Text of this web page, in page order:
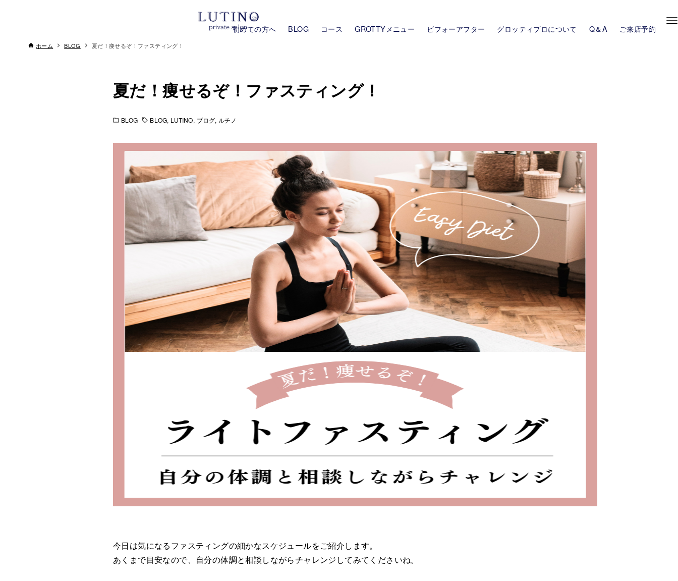
初めての方へ BLOG コース GROTTYメニュー ビフォーアフター グロッティプロについて Q＆A ご来店予約
ホーム BLOG 夏だ！痩せるぞ！ファスティング！
夏だ！痩せるぞ！ファスティング！
BLOG BLOG LUTINO ブログ ルチノ
今日は気になるファスティングの細かなスケジュールをご紹介します。
あくまで目安なので、自分の体調と相談しながらチャレンジしてみてくださいね。